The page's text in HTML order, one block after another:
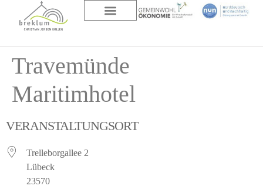
Travemünde
Maritimhotel
VERANSTALTUNGSORT
Trelleborgallee 2
Lübeck
23570